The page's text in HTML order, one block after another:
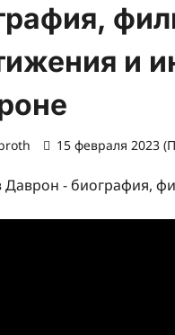
и
15 февраля 2023